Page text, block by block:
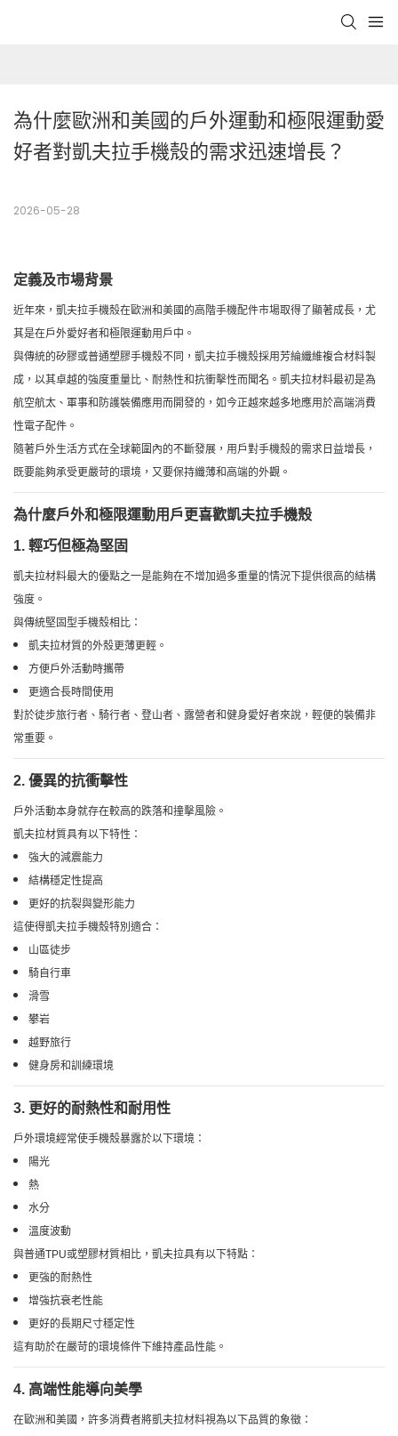
為什麼歐洲和美國的戶外運動和極限運動愛
好者對凱夫拉手機殼的需求迅速增長？
2026-05-28
定義及市場背景
近年來，凱夫拉手機殼在歐洲和美國的高階手機配件市場取得了顯著成長，尤
其是在戶外愛好者和極限運動用戶中。
與傳統的矽膠或普通塑膠手機殼不同，凱夫拉手機殼採用芳綸纖維複合材料製
成，以其卓越的強度重量比、耐熱性和抗衝擊性而聞名。凱夫拉材料最初是為
航空航太、軍事和防護裝備應用而開發的，如今正越來越多地應用於高端消費
性電子配件。
隨著戶外生活方式在全球範圍內的不斷發展，用戶對手機殼的需求日益增長，
既要能夠承受更嚴苛的環境，又要保持纖薄和高端的外觀。
為什麼戶外和極限運動用戶更喜歡凱夫拉手機殼
1. 輕巧但極為堅固
凱夫拉材料最大的優點之一是能夠在不增加過多重量的情況下提供很高的結構
強度。
與傳統堅固型手機殼相比：
凱夫拉材質的外殼更薄更輕。
方便戶外活動時攜帶
更適合長時間使用
對於徒步旅行者、騎行者、登山者、露營者和健身愛好者來說，輕便的裝備非
常重要。
2. 優異的抗衝擊性
戶外活動本身就存在較高的跌落和撞擊風險。
凱夫拉材質具有以下特性：
強大的減震能力
結構穩定性提高
更好的抗裂與變形能力
這使得凱夫拉手機殼特別適合：
山區徒步
騎自行車
滑雪
攀岩
越野旅行
健身房和訓練環境
3. 更好的耐熱性和耐用性
戶外環境經常使手機殼暴露於以下環境：
陽光
熱
水分
溫度波動
與普通TPU或塑膠材質相比，凱夫拉具有以下特點：
更強的耐熱性
增強抗衰老性能
更好的長期尺寸穩定性
這有助於在嚴苛的環境條件下維持產品性能。
4. 高端性能導向美學
在歐洲和美國，許多消費者將凱夫拉材料視為以下品質的象徵：